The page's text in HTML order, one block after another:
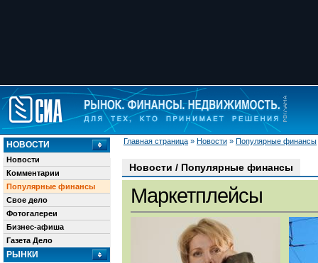
Главная страница » Новости » Популярные финансы
НОВОСТИ
Новости
Комментарии
Популярные финансы
Свое дело
Фотогалереи
Бизнес-афиша
Газета Дело
РЫНКИ
Новости / Популярные финансы
Маркетплейсы